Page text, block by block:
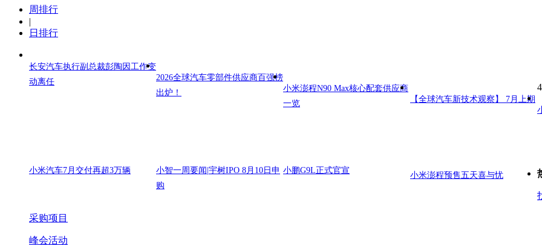
周排行
|
日排行
长安汽车执行副总裁彭陶因工作变
动离任
2026全球汽车零部件供应商百强榜
出炉！
小米澎程N90 Max核心配套供应商
一览
4
【全球汽车新技术观察】 7月上期
小米汽车7月交付再超3万辆
小智一周要闻|宇树IPO 8月10日申
购
小鹏G9L正式官宣
小米澎程预售五天喜与忧
采购项目
峰会活动